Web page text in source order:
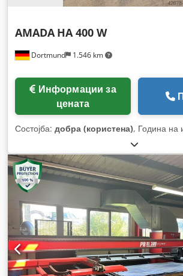
Dortmund 1.546 km
AMADA HA 400 W
цената
Состојба: добра (користена), Година на